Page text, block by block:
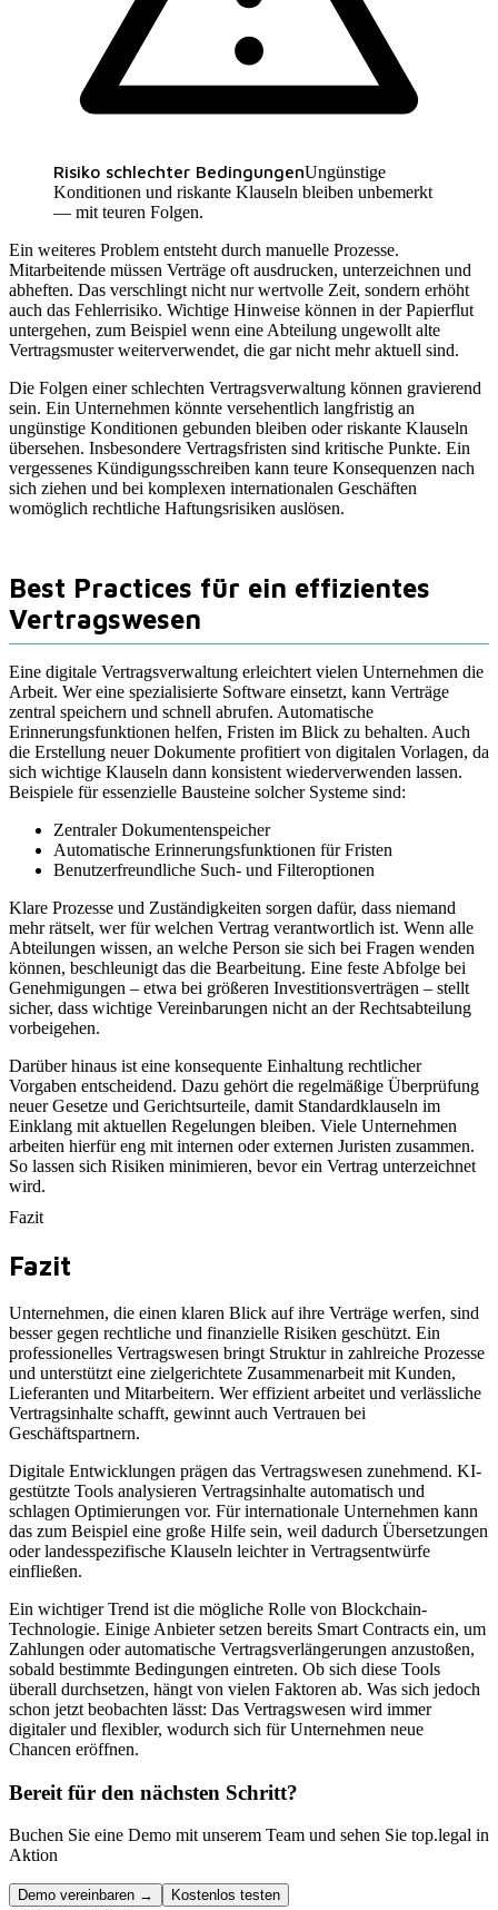
Risiko schlechter BedingungenUngünstige
Konditionen und riskante Klauseln bleiben unbemerkt
— mit teuren Folgen.
Ein weiteres Problem entsteht durch manuelle Prozesse.
Mitarbeitende müssen Verträge oft ausdrucken, unterzeichnen und
abheften. Das verschlingt nicht nur wertvolle Zeit, sondern erhöht
auch das Fehlerrisiko. Wichtige Hinweise können in der Papierflut
untergehen, zum Beispiel wenn eine Abteilung ungewollt alte
Vertragsmuster weiterverwendet, die gar nicht mehr aktuell sind.
Die Folgen einer schlechten Vertragsverwaltung können gravierend
sein. Ein Unternehmen könnte versehentlich langfristig an
ungünstige Konditionen gebunden bleiben oder riskante Klauseln
übersehen. Insbesondere Vertragsfristen sind kritische Punkte. Ein
vergessenes Kündigungsschreiben kann teure Konsequenzen nach
sich ziehen und bei komplexen internationalen Geschäften
womöglich rechtliche Haftungsrisiken auslösen.
Best Practices für ein effizientes
Vertragswesen
Eine digitale Vertragsverwaltung erleichtert vielen Unternehmen die
Arbeit. Wer eine spezialisierte Software einsetzt, kann Verträge
zentral speichern und schnell abrufen. Automatische
Erinnerungsfunktionen helfen, Fristen im Blick zu behalten. Auch
die Erstellung neuer Dokumente profitiert von digitalen Vorlagen, da
sich wichtige Klauseln dann konsistent wiederverwenden lassen.
Beispiele für essenzielle Bausteine solcher Systeme sind:
Zentraler Dokumentenspeicher
Automatische Erinnerungsfunktionen für Fristen
Benutzerfreundliche Such- und Filteroptionen
Klare Prozesse und Zuständigkeiten sorgen dafür, dass niemand
mehr rätselt, wer für welchen Vertrag verantwortlich ist. Wenn alle
Abteilungen wissen, an welche Person sie sich bei Fragen wenden
können, beschleunigt das die Bearbeitung. Eine feste Abfolge bei
Genehmigungen – etwa bei größeren Investitionsverträgen – stellt
sicher, dass wichtige Vereinbarungen nicht an der Rechtsabteilung
vorbeigehen.
Darüber hinaus ist eine konsequente Einhaltung rechtlicher
Vorgaben entscheidend. Dazu gehört die regelmäßige Überprüfung
neuer Gesetze und Gerichtsurteile, damit Standardklauseln im
Einklang mit aktuellen Regelungen bleiben. Viele Unternehmen
arbeiten hierfür eng mit internen oder externen Juristen zusammen.
So lassen sich Risiken minimieren, bevor ein Vertrag unterzeichnet
wird.
Fazit
Fazit
Unternehmen, die einen klaren Blick auf ihre Verträge werfen, sind
besser gegen rechtliche und finanzielle Risiken geschützt. Ein
professionelles Vertragswesen bringt Struktur in zahlreiche Prozesse
und unterstützt eine zielgerichtete Zusammenarbeit mit Kunden,
Lieferanten und Mitarbeitern. Wer effizient arbeitet und verlässliche
Vertragsinhalte schafft, gewinnt auch Vertrauen bei
Geschäftspartnern.
Digitale Entwicklungen prägen das Vertragswesen zunehmend. KI-
gestützte Tools analysieren Vertragsinhalte automatisch und
schlagen Optimierungen vor. Für internationale Unternehmen kann
das zum Beispiel eine große Hilfe sein, weil dadurch Übersetzungen
oder landesspezifische Klauseln leichter in Vertragsentwürfe
einfließen.
Ein wichtiger Trend ist die mögliche Rolle von Blockchain-
Technologie. Einige Anbieter setzen bereits Smart Contracts ein, um
Zahlungen oder automatische Vertragsverlängerungen anzustoßen,
sobald bestimmte Bedingungen eintreten. Ob sich diese Tools
überall durchsetzen, hängt von vielen Faktoren ab. Was sich jedoch
schon jetzt beobachten lässt: Das Vertragswesen wird immer
digitaler und flexibler, wodurch sich für Unternehmen neue
Chancen eröffnen.
Bereit für den nächsten Schritt?
Buchen Sie eine Demo mit unserem Team und sehen Sie top.legal in
Aktion
Demo vereinbaren → Kostenlos testen